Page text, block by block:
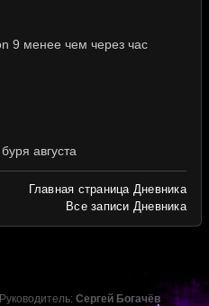
9 менее чем через час
августа
Главная страница Дневника
Все записи Дневника
Руководитель: Сергей Богачёв